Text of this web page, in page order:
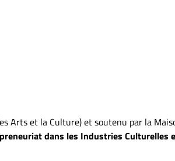
Arts et la Culture) et soutenu par la
dans les Industries Culturelles